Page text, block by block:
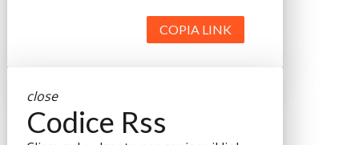
COPIA LINK
close
Codice Rss